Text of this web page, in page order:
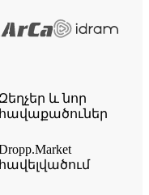
Զեղչեր և նոր
հավաքածուներ
հավելվածում